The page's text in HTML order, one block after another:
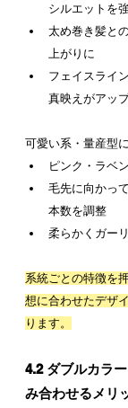
シルエットを
太め巻き髪と
上がりに
フェイスライ
真映えがアッ
可愛い系・量産型
ピンク・ラベ
毛先に向かっ
本数を調整
柔らかくガー
系統ごとの特徴を
想に合わせたデザ
ります。
4.2 ダブルカラ
み合わせるメリ